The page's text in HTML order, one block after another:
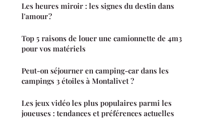
Les heures miroir : les signes du destin dans
l'amour ?
Top 5 raisons de louer une camionnette de 4m3
pour vos matériels
Peut-on séjourner en camping-car dans les
campings 3 étoiles à Montalivet ?
Les jeux vidéo les plus populaires parmi les
joueuses : tendances et préférences actuelles